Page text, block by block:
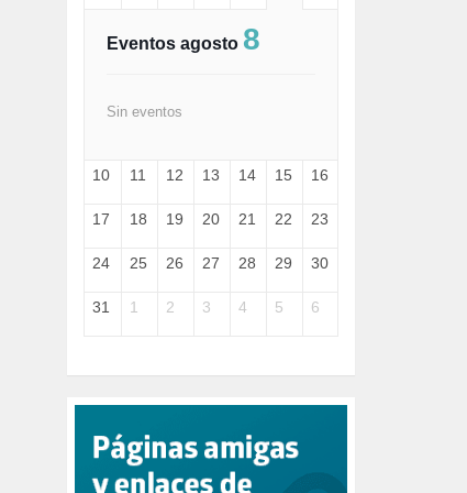
FELICIDAD (1)
FRANCISCO (5)
HUGO ZÁRATE (30)
I A (2)
INDEPENDENCIA (15)
INTELIGENCIA ARTIFICIAL (1)
JANE GOODDALL (1)
JAZZ (1)
JÓVENES (28)
JUSTICIA (13)
Eventos agosto 8
Sin eventos
10 11 12 13 14 15 16
17 18 19 20 21 22 23
24 25 26 27 28 29 30
31 1 2 3 4 5 6